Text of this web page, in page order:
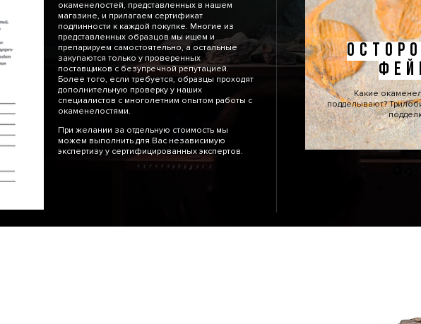
окаменелостей, представленных в нашем
магазине, и прилагаем сертификат
подлинности к каждой покупке. Многие из
представленных образцов мы ищем и
препарируем самостоятельно, а остальные
закупаются только у проверенных
поставщиков с безупречной репутацией.
Более того, если требуется, образцы проходят
дополнительную проверку у наших
специалистов с многолетним опытом работы с
окаменелостями.
При желании за отдельную стоимость мы
можем выполнить для Вас независимую
экспертизу у сертифицированных экспертов.
Какие
подделывают?